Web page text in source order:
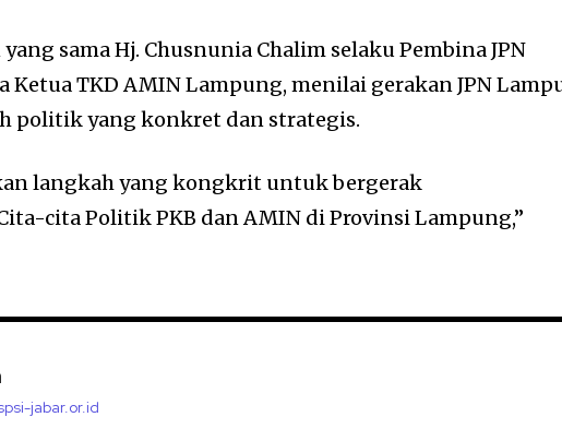
sama Hj. Chusnunia Chalim selaku Pembina JPN
Ketua TKD AMIN Lampung, menilai gerakan JPN
politik yang konkret dan strategis.
langkah yang kongkrit untuk bergerak
cita Politik PKB dan AMIN di Provinsi Lampung,”
jabar.or.id